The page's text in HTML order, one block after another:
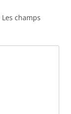
Les champs